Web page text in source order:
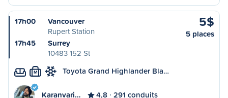
17h00
Vancouver
Rupert Station
17h45
Surrey
10483 152 St
5$
5 places
M Toyota Grand Highlander Bla…
Karanvari… 4,8 291 conduits